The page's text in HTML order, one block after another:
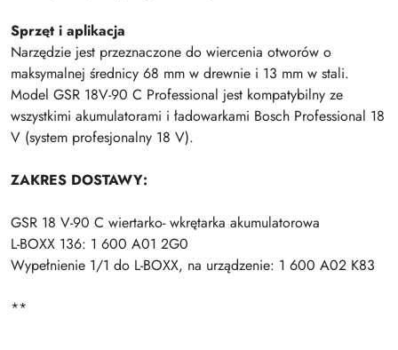
Sprzęt i aplikacja
Narzędzie jest przeznaczone do wiercenia otworów o
maksymalnej średnicy 68 mm w drewnie i 13 mm w stali.
Model GSR 18V-90 C Professional jest kompatybilny ze
wszystkimi akumulatorami i ładowarkami Bosch Professional 18
V (system profesjonalny 18 V).
ZAKRES DOSTAWY:
GSR 18 V-90 C wiertarko- wkrętarka akumulatorowa
L-BOXX 136: 1 600 A01 2G0
Wypełnienie 1/1 do L-BOXX, na urządzenie: 1 600 A02 K83
**